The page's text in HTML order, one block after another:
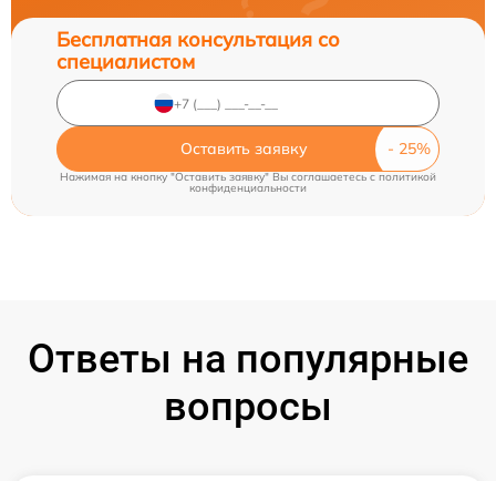
Бесплатная консультация со
специалистом
Оставить заявку
Нажимая на кнопку "Оставить заявку" Вы соглашаетесь cполитикой
конфиденциальности
Ответы на популярные
вопросы